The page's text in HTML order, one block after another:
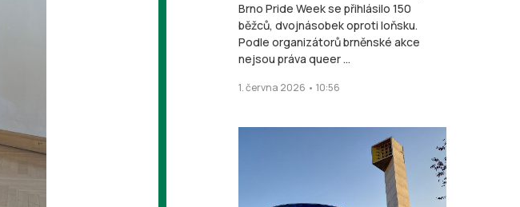
Brno Pride Week se přihlásilo 150
běžců, dvojnásobek oproti loňsku.
Podle organizátorů brněnské akce
nejsou práva queer ...
1. června 2026 • 10:56